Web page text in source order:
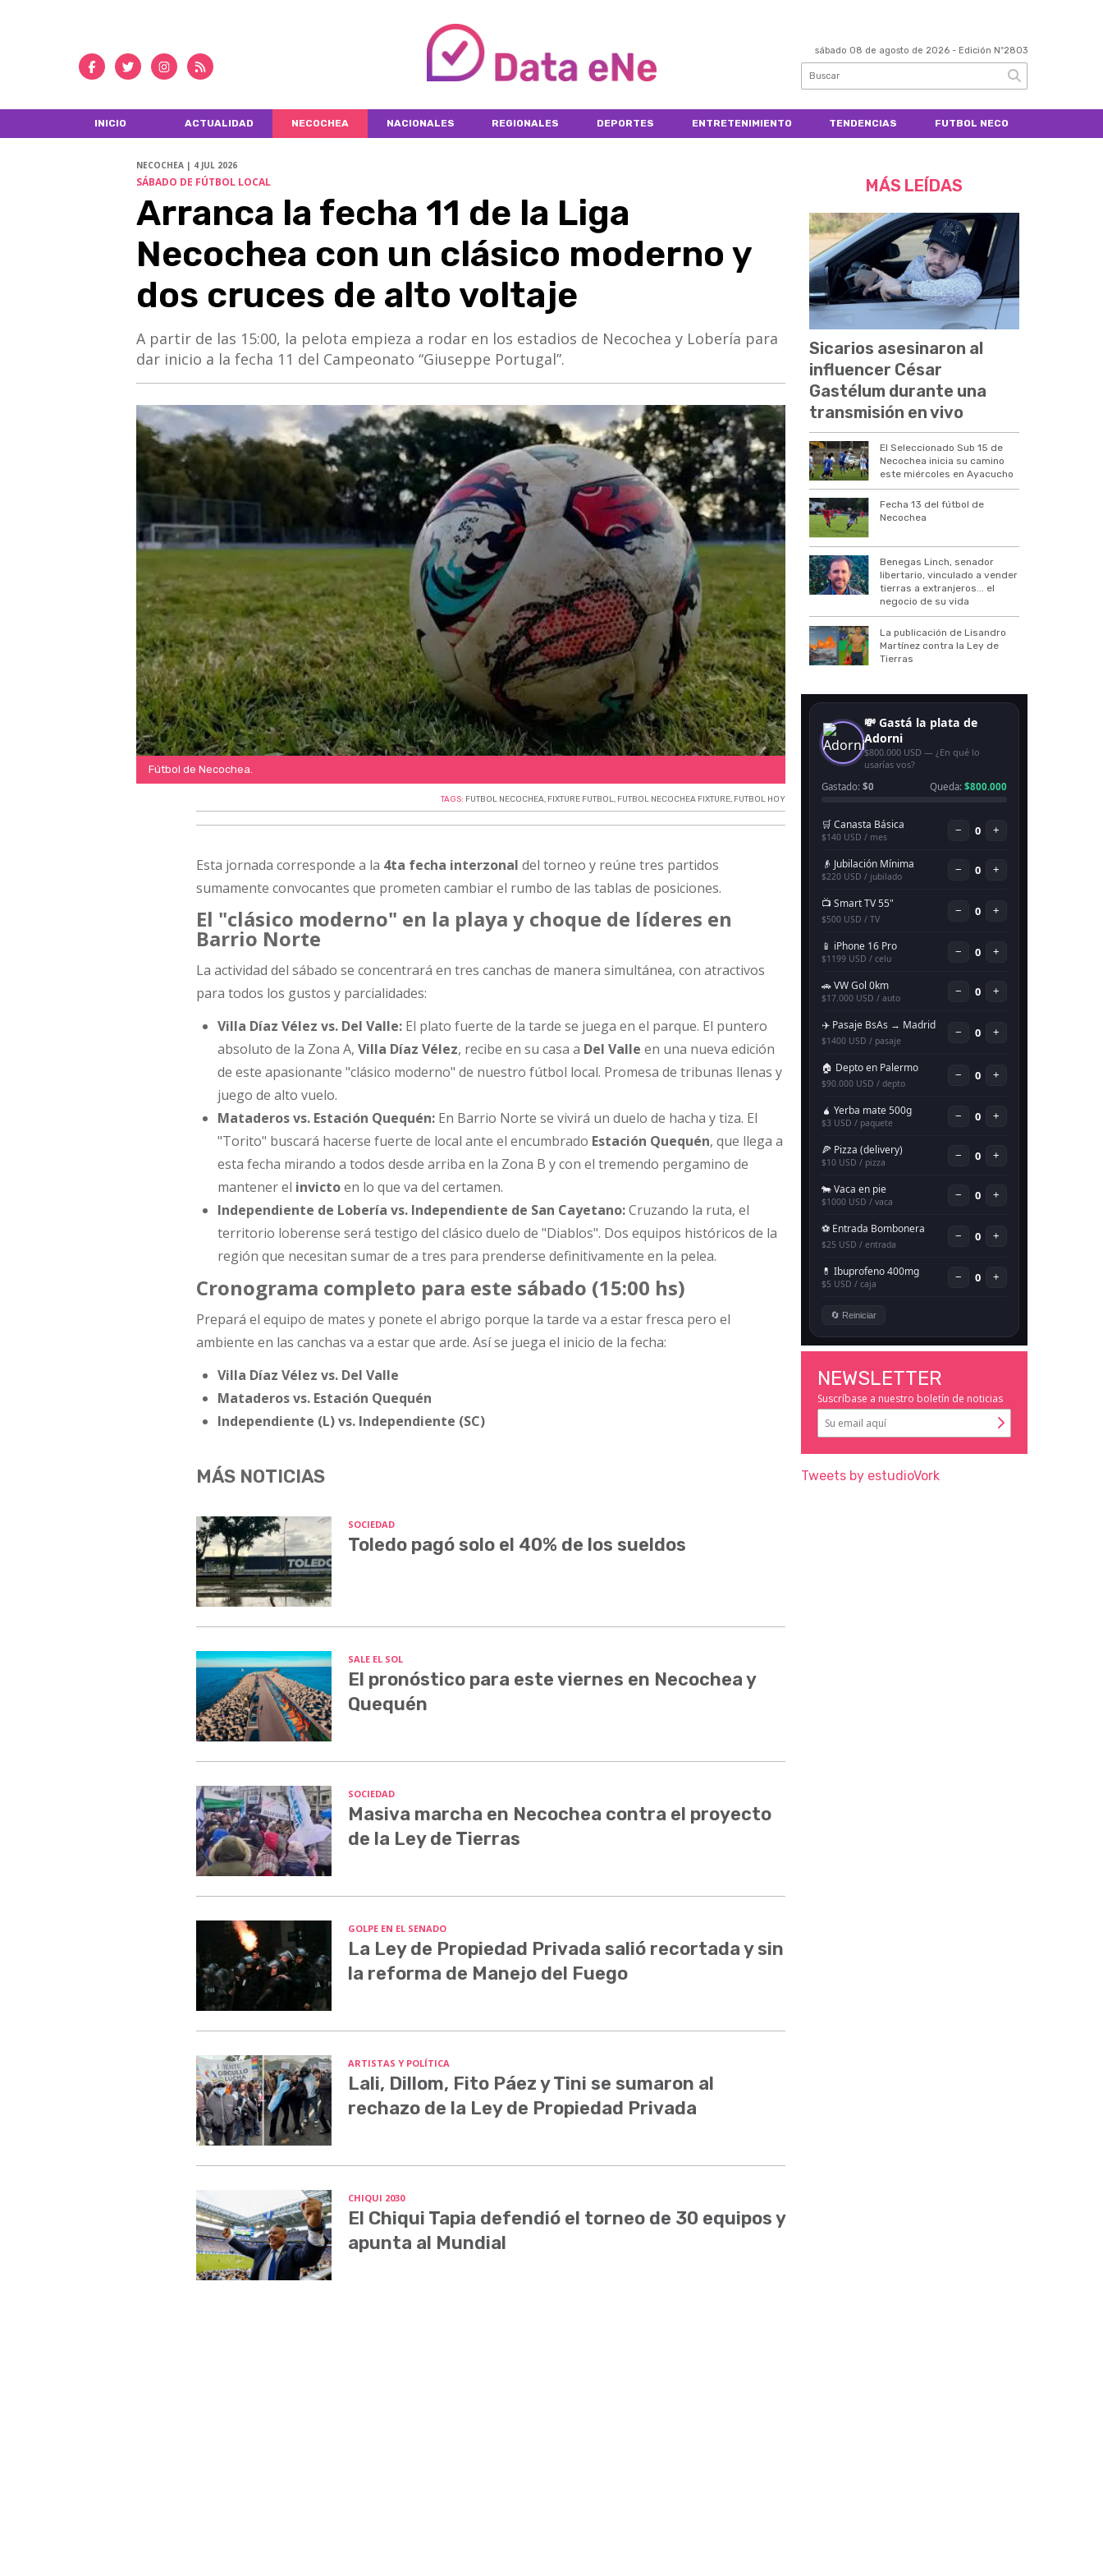
sábado 08 de agosto de 2026 - Edición Nº2803
INICIO ACTUALIDAD NECOCHEA NACIONALES REGIONALES DEPORTES ENTRETENIMIENTO TENDENCIAS FUTBOL NECO
NECOCHEA | 4 JUL 2026
SÁBADO DE FÚTBOL LOCAL
Arranca la fecha 11 de la Liga
Necochea con un clásico moderno y
dos cruces de alto voltaje
A partir de las 15:00, la pelota empieza a rodar en los estadios de Necochea y Lobería para
dar inicio a la fecha 11 del Campeonato “Giuseppe Portugal”.
Fútbol de Necochea. Fútbol de Necochea.
TAGS: FUTBOL NECOCHEA, FIXTURE FUTBOL, FUTBOL NECOCHEA FIXTURE, FUTBOL HOY
Esta jornada corresponde a la 4ta fecha interzonal del torneo y reúne tres partidos
sumamente convocantes que prometen cambiar el rumbo de las tablas de posiciones.
El "clásico moderno" en la playa y choque de líderes en
Barrio Norte
La actividad del sábado se concentrará en tres canchas de manera simultánea, con atractivos
para todos los gustos y parcialidades:
Villa Díaz Vélez vs. Del Valle:El plato fuerte de la tarde se juega en el parque. El puntero
absoluto de la Zona A, Villa Díaz Vélez, recibe en su casa a Del Valle en una nueva edición
de este apasionante "clásico moderno" de nuestro fútbol local. Promesa de tribunas llenas y
juego de alto vuelo.
Mataderos vs. Estación Quequén:En Barrio Norte se vivirá un duelo de hacha y tiza. El
"Torito" buscará hacerse fuerte de local ante el encumbrado Estación Quequén, que llega a
esta fecha mirando a todos desde arriba en la Zona B y con el tremendo pergamino de
mantener el invictoen lo que va del certamen.
Independiente de Lobería vs. Independiente de San Cayetano:Cruzando la ruta, el
territorio loberense será testigo del clásico duelo de "Diablos". Dos equipos históricos de la
región que necesitan sumar de a tres para prenderse definitivamente en la pelea.
Cronograma completo para este sábado (15:00 hs)
Prepará el equipo de mates y ponete el abrigo porque la tarde va a estar fresca pero el
ambiente en las canchas va a estar que arde. Así se juega el inicio de la fecha:
Villa Díaz Vélez vs. Del Valle
Mataderos vs. Estación Quequén
Independiente (L) vs. Independiente (SC)
MÁS NOTICIAS
SOCIEDAD
Toledo pagó solo el 40% de los sueldos
SALE EL SOL
El pronóstico para este viernes en Necochea y
Quequén
SOCIEDAD
Masiva marcha en Necochea contra el proyecto
de la Ley de Tierras
GOLPE EN EL SENADO
La Ley de Propiedad Privada salió recortada y sin
la reforma de Manejo del Fuego
ARTISTAS Y POLÍTICA
Lali, Dillom, Fito Páez y Tini se sumaron al
rechazo de la Ley de Propiedad Privada
CHIQUI 2030
El Chiqui Tapia defendió el torneo de 30 equipos y
apunta al Mundial
MÁS LEÍDAS
Sicarios asesinaron al
influencer César
Gastélum durante una
transmisión en vivo
El Seleccionado Sub 15 de
Necochea inicia su camino
este miércoles en Ayacucho
Fecha 13 del fútbol de
Necochea
Benegas Linch, senador
libertario, vinculado a vender
tierras a extranjeros... el
negocio de su vida
La publicación de Lisandro
Martínez contra la Ley de
Tierras
NEWSLETTER
Suscríbase a nuestro boletín de noticias
Tweets by estudioVork